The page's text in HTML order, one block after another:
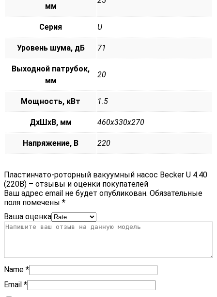
мм
Серия U
Уровень шума, дБ 71
Выходной патрубок,
мм
20
Мощность, кВт 1.5
ДxШxВ, мм 460x330x270
Напряжение, В 220
Пластинчато-роторный вакуумный насос Becker U 4.40
(220В) – отзывы и оценки покупателей
Ваш адрес email не будет опубликован. Обязательные
поля помечены *
Ваша оценка
Name *
Email *